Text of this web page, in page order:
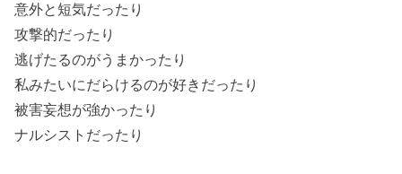
意外と短気だったり
攻撃的だったり
逃げたるのがうまかったり
私みたいにだらけるのが好きだったり
被害妄想が強かったり
ナルシストだったり